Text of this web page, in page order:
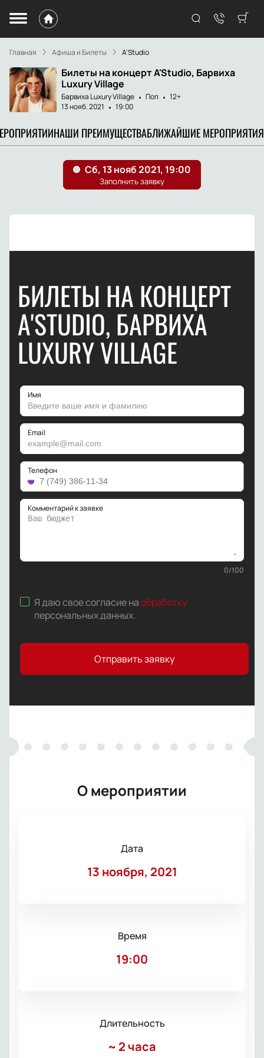
Главная Афиша и Билеты A'Studio
Билеты на концерт A'Studio, Барвиха
Luxury Village
Барвиха Luxury Village Поп
12+
13 нояб. 2021
19:00
НАШИ ПРЕИМУЩЕСТВАБЛИЖАЙШИЕ МЕРОПРИЯТИЯ
БИЛЕТЫ НА КОНЦЕРТ
A'STUDIO, БАРВИХА
LUXURY VILLAGE
Имя
Email
Телефон
Комментарий к заявке
0/100
Я даю свое согласие наобработку
персональных данных.
Отправить заявку
О мероприятии
Дата
13 ноября, 2021
Время
19:00
Длительность
~ 2 часа